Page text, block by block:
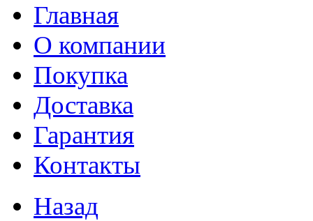
Главная
О компании
Покупка
Доставка
Гарантия
Контакты
Назад